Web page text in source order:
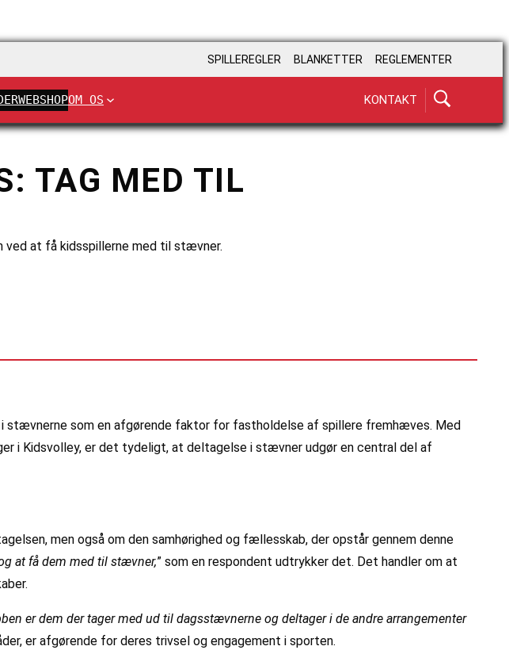
SPILLEREGLER BLANKETTER REGLEMENTER
WEBSHOPOM OS KONTAKT
TAG MED TIL
ved at få kidsspillerne med til stævner.
i stævnerne som en afgørende faktor for fastholdelse af spillere fremhæves. Med
i Kidsvolley, er det tydeligt, at deltagelse i stævner udgør en central del af
men også om den samhørighed og fællesskab, der opstår gennem denne
at få dem med til stævner,” som en respondent udtrykker det. Det handler om at
er dem der tager med ud til dagsstævnerne og deltager i de andre arrangementer
er afgørende for deres trivsel og engagement i sporten.